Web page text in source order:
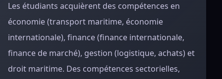
Les étudiants acquièrent des compétences en
économie (transport maritime, économie
internationale), finance (finance internationale,
finance de marché), gestion (logistique, achats) et
droit maritime. Des compétences sectorielles,